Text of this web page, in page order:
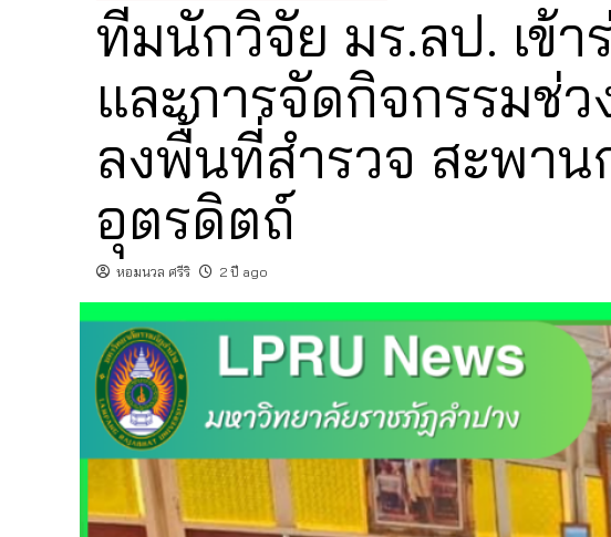
ทีมนักวิจัย มร.ลป. เข้
และการจัดกิจกรรมช่
ลงพื้นที่สำรวจ สะพา
อุตรดิตถ์
หอมนวล ศรีริ 2 ปี ago